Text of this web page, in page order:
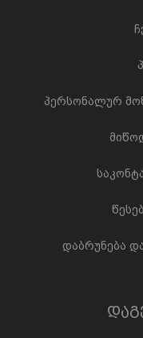
პერსონალურ
დაბრუნება